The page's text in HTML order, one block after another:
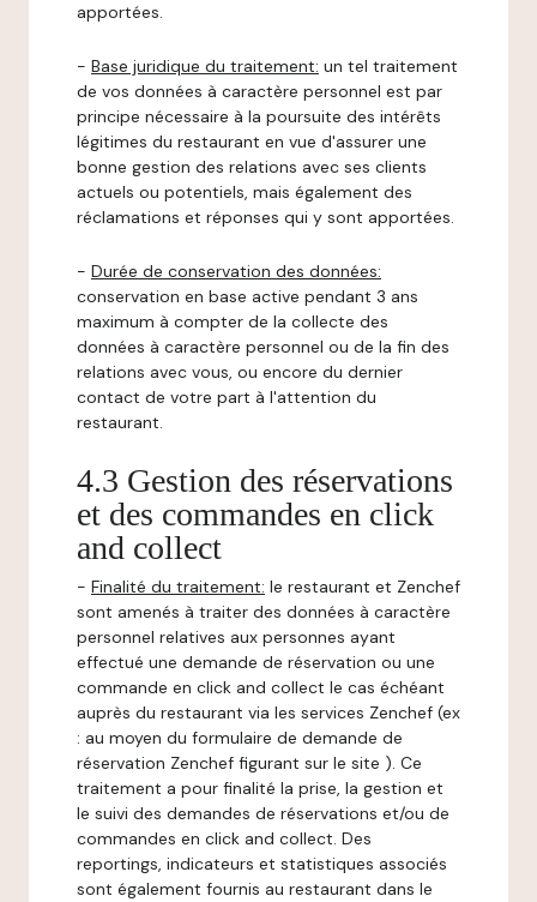
apportées.
- Base juridique du traitement: un tel traitement
de vos données à caractère personnel est par
principe nécessaire à la poursuite des intérêts
légitimes du restaurant en vue d'assurer une
bonne gestion des relations avec ses clients
actuels ou potentiels, mais également des
réclamations et réponses qui y sont apportées.
- Durée de conservation des données:
conservation en base active pendant 3 ans
maximum à compter de la collecte des
données à caractère personnel ou de la fin des
relations avec vous, ou encore du dernier
contact de votre part à l'attention du
restaurant.
4.3 Gestion des réservations
et des commandes en click
and collect
- Finalité du traitement: le restaurant et Zenchef
sont amenés à traiter des données à caractère
personnel relatives aux personnes ayant
effectué une demande de réservation ou une
commande en click and collect le cas échéant
auprès du restaurant via les services Zenchef (ex
: au moyen du formulaire de demande de
réservation Zenchef figurant sur le site ). Ce
traitement a pour finalité la prise, la gestion et
le suivi des demandes de réservations et/ou de
commandes en click and collect. Des
reportings, indicateurs et statistiques associés
sont également fournis au restaurant dans le